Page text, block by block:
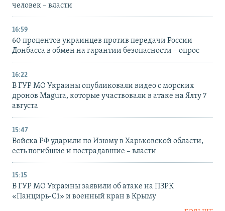
человек – власти
16:59
60 процентов украинцев против передачи России
Донбасса в обмен на гарантии безопасности – опрос
16:22
В ГУР МО Украины опубликовали видео с морских
дронов Magura, которые участвовали в атаке на Ялту 7
августа
15:47
Войска РФ ударили по Изюму в Харьковской области,
есть погибшие и пострадавшие – власти
15:15
В ГУР МО Украины заявили об атаке на ПЗРК
«Панцирь-С1» и военный кран в Крыму